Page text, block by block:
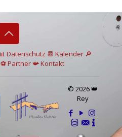
Datenschutz 📆 Kalender 🔎
⚽Partner📯Kontakt
© 2026 👑
Rey